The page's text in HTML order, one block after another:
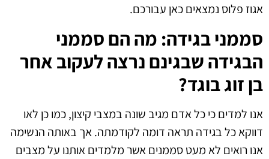
אגוז פלוס נמצאים כאן עבורכם.
סממני בגידה: מה הם סממני
הבגידה שבגינם נרצה לעקוב אחר
בן זוג בוגד?
אנו למדים כי כל אדם מגיב שונה במצבי קיצון, כמו כן לאו
דווקא כל בגידה תראה דומה לקודמתה. אך באותה הנשימה
אנו רואים לא מעט סממנים אשר מלמדים אותנו על מצבים